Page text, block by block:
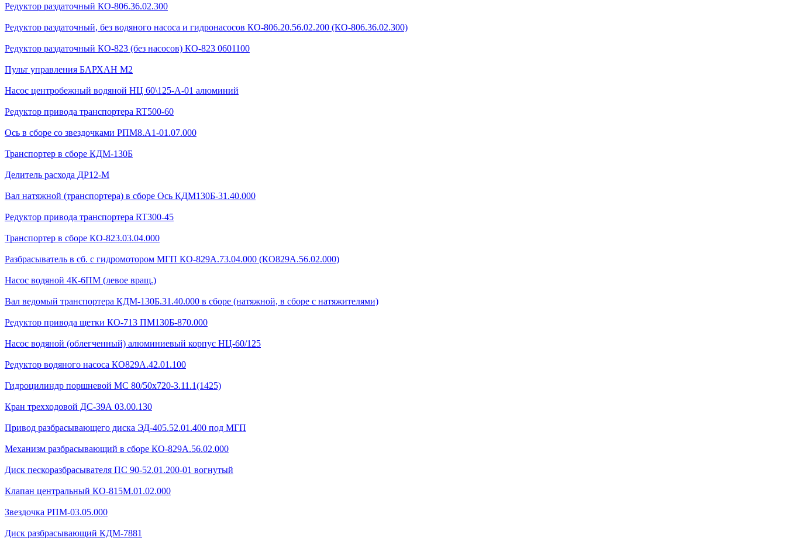
Редуктор раздаточный КО-806.36.02.300
Редуктор раздаточный, без водяного насоса и гидронасосов КО-806.20.56.02.200 (КО-806.36.02.300)
Редуктор раздаточный КО-823 (без насосов) КО-823 0601100
Пульт управления БАРХАН М2
Насос центробежный водяной НЦ 60\125-А-01 алюминий
Редуктор привода транспортера RT500-60
Ось в сборе со звездочками РПМ8.А1-01.07.000
Транспортер в сборе КДМ-130Б
Делитель расхода ДР12-М
Вал натяжной (транспортера) в сборе Ось КДМ130Б-31.40.000
Редуктор привода транспортера RT300-45
Транспортер в сборе КО-823.03.04.000
Разбрасыватель в сб. с гидромотором МГП КО-829А.73.04.000 (КО829А.56.02.000)
Насос водяной 4К-6ПМ (левое вращ.)
Вал ведомый транспортера КДМ-130Б.31.40.000 в сборе (натяжной, в сборе с натяжителями)
Редуктор привода щетки КО-713 ПМ130Б-870.000
Насос водяной (облегченный) алюминиевый корпус НЦ-60/125
Редуктор водяного насоса КО829А.42.01.100
Гидроцилиндр поршневой МС 80/50х720-3.11.1(1425)
Кран трехходовой ДС-39А 03.00.130
Привод разбрасывающего диска ЭД-405.52.01.400 под МГП
Механизм разбрасывающий в сборе КО-829А.56.02.000
Диск пескоразбрасывателя ПС 90-52.01.200-01 вогнутый
Клапан центральный КО-815М.01.02.000
Звездочка РПМ-03.05.000
Диск разбрасывающий КДМ-7881